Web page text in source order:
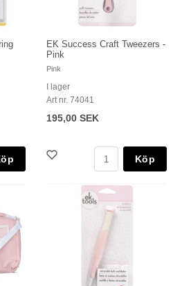
EK Success Craft Tweezers -
Pink
Pink
I lager
Art nr. 74041
195,00 SEK
Köp